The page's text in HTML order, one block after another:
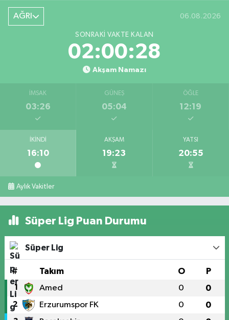
AĞRI 06.08.2026
SONRAKI VAKTE KALAN
02:00:27
Akşam Namazı
İMSAK
03:26
GÜNEŞ
05:04
ÖĞLE
12:19
İKINDI
16:10
AKŞAM
19:23
YATSI
20:55
Aylık Vakitler
Süper Lig Puan Durumu
Süper Lig
# Takım O P
1 Amed 0 0
2 Erzurumspor FK 0 0